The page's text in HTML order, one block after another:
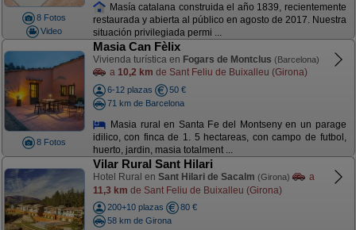
8 Fotos
Video
Masía catalana construida el año 1839, recientemente
restaurada y abierta al público en agosto de 2017. Nuestra
situación privilegiada permi ...
8 Fotos
Masia Can Fèlix
Vivienda turística en Fogars de Montclus (Barcelona)
a 10,2 km de Sant Feliu de Buixalleu (Girona)
6-12 plazas
50 €
71 km de Barcelona
Masia rural en Santa Fe del Montseny en un parage
idilico, con finca de 1. 5 hectareas, con campo de futbol,
huerto, jardin, masia totalment ...
Vilar Rural Sant Hilari
Hotel Rural en Sant Hilari de Sacalm (Girona)
a
11,3 km de Sant Feliu de Buixalleu (Girona)
200+10 plazas
80 €
58 km de Girona